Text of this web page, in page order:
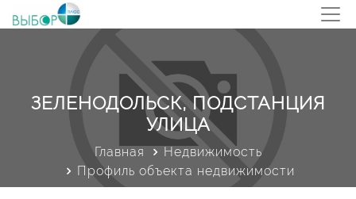
ЗЕЛЕНОДОЛЬСК, ПОДСТАНЦИЯ
УЛИЦА
Главная
Недвижимость
Профиль объекта недвижимости